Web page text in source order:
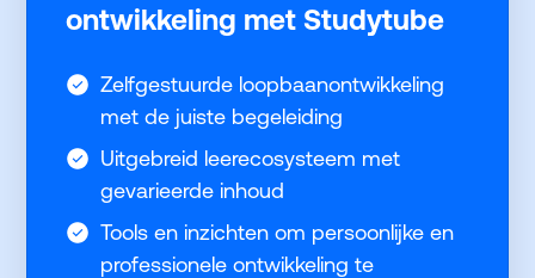
ontwikkeling met Studytube
Zelfgestuurde loopbaanontwikkeling
met de juiste begeleiding
Uitgebreid leerecosysteem met
gevarieerde inhoud
Tools en inzichten om persoonlijke en
professionele ontwikkeling te